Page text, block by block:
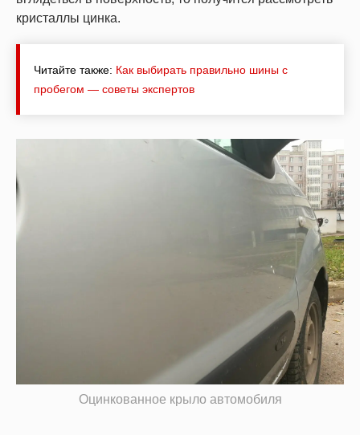
кристаллы цинка.
Читайте также: Как выбирать правильно шины с
пробегом — советы экспертов
Оцинкованное крыло автомобиля